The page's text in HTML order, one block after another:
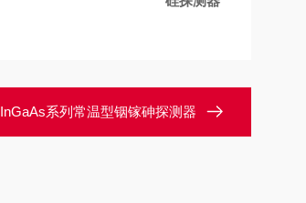
InGaAs系列常温型铟镓砷探测器